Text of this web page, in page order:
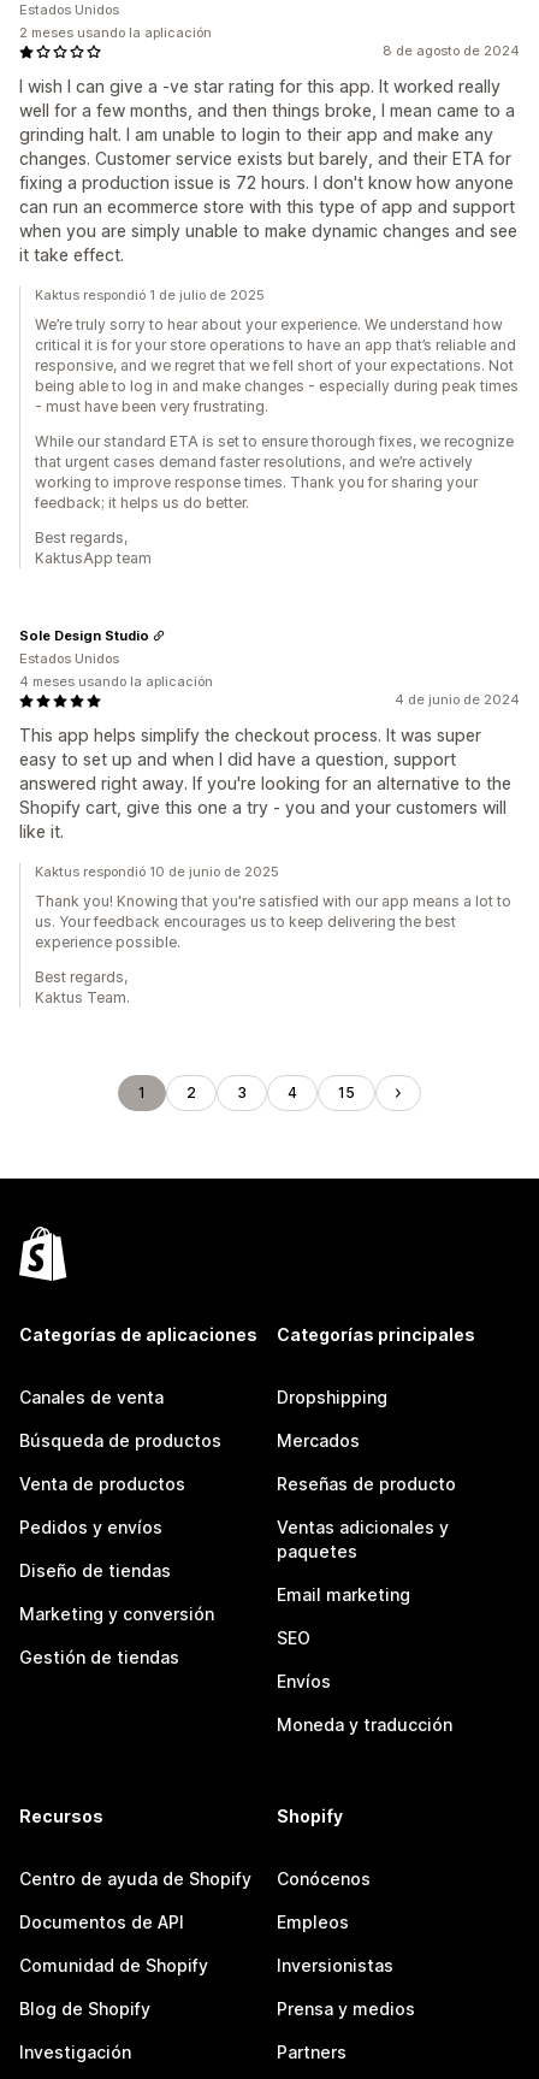
8 de agosto de 2024
I wish I can give a -ve star rating for this app. It worked really
well for a few months, and then things broke, I mean came to a
grinding halt. I am unable to login to their app and make any
changes. Customer service exists but barely, and their ETA for
fixing a production issue is 72 hours. I don't know how anyone
can run an ecommerce store with this type of app and support
when you are simply unable to make dynamic changes and see
it take effect.
Estados Unidos
2 meses usando la aplicación
Kaktus respondió 1 de julio de 2025
We’re truly sorry to hear about your experience. We understand how
critical it is for your store operations to have an app that’s reliable and
responsive, and we regret that we fell short of your expectations. Not
being able to log in and make changes - especially during peak times
- must have been very frustrating.
While our standard ETA is set to ensure thorough fixes, we recognize
that urgent cases demand faster resolutions, and we’re actively
working to improve response times. Thank you for sharing your
feedback; it helps us do better.
Best regards,
KaktusApp team
4 de junio de 2024
This app helps simplify the checkout process. It was super
easy to set up and when I did have a question, support
answered right away. If you're looking for an alternative to the
Shopify cart, give this one a try - you and your customers will
like it.
Sole Design Studio
Estados Unidos
4 meses usando la aplicación
Kaktus respondió 10 de junio de 2025
Thank you! Knowing that you're satisfied with our app means a lot to
us. Your feedback encourages us to keep delivering the best
experience possible.
Best regards,
Kaktus Team.
1 2 3 4 15
Categorías de aplicaciones
Canales de venta
Búsqueda de productos
Venta de productos
Pedidos y envíos
Diseño de tiendas
Marketing y conversión
Gestión de tiendas
Categorías principales
Dropshipping
Mercados
Reseñas de producto
Ventas adicionales y
paquetes
Email marketing
SEO
Envíos
Moneda y traducción
Recursos
Centro de ayuda de Shopify
Documentos de API
Comunidad de Shopify
Blog de Shopify
Investigación
Shopify
Conócenos
Empleos
Inversionistas
Prensa y medios
Partners